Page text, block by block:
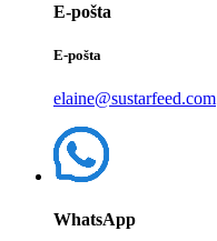
E-pošta
E-pošta
elaine@sustarfeed.com
WhatsApp